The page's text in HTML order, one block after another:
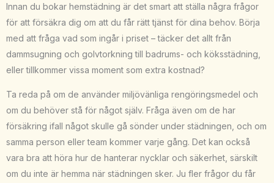
Innan du bokar hemstädning är det smart att ställa några frågor
för att försäkra dig om att du får rätt tjänst för dina behov. Börja
med att fråga vad som ingår i priset – täcker det allt från
dammsugning och golvtorkning till badrums- och köksstädning,
eller tillkommer vissa moment som extra kostnad?
Ta reda på om de använder miljövänliga rengöringsmedel och
om du behöver stå för något själv. Fråga även om de har
försäkring ifall något skulle gå sönder under städningen, och om
samma person eller team kommer varje gång. Det kan också
vara bra att höra hur de hanterar nycklar och säkerhet, särskilt
om du inte är hemma när städningen sker. Ju fler frågor du får